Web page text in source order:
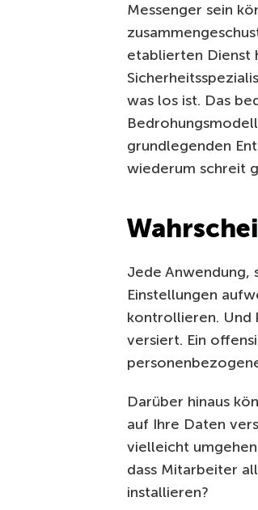
Messenger sein
etablierten Dienst
was los ist. Das
grundlegenden
wiederum schreit
Jede Anwendung,
Einstellungen
kontrollieren. Und
versiert. Ein
Darüber hinaus
auf Ihre Daten
vielleicht
dass Mitarbeiter
installieren?